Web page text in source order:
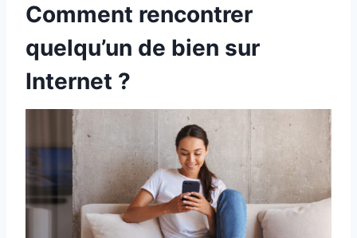
Comment rencontrer
quelqu’un de bien sur
Internet ?